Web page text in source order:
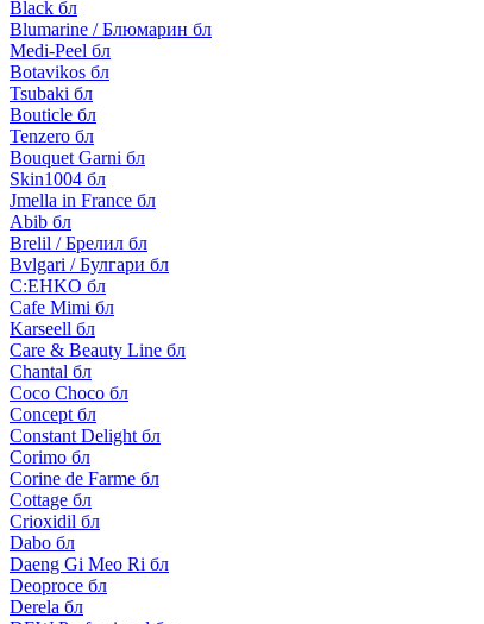
Black бл
Blumarine / Блюмарин бл
Medi-Peel бл
Botavikos бл
Tsubaki бл
Bouticle бл
Tenzero бл
Bouquet Garni бл
Skin1004 бл
Jmella in France бл
Abib бл
Brelil / Брелил бл
Bvlgari / Булгари бл
C:EHKO бл
Cafe Mimi бл
Karseell бл
Care & Beauty Line бл
Chantal бл
Coco Choco бл
Concept бл
Constant Delight бл
Corimo бл
Corine de Farme бл
Cottage бл
Crioxidil бл
Dabo бл
Daeng Gi Meo Ri бл
Deoproce бл
Derela бл